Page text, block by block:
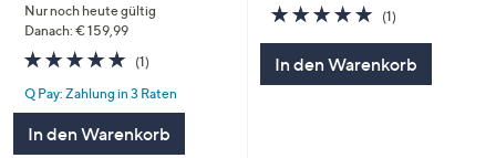
Nur noch heute gültig
Danach: € 159,99
5.0
von
5
(1)
Q Pay: Zahlung in 3 Raten
In den Warenkorb
5.0
von
(1)1
In den Warenkorb